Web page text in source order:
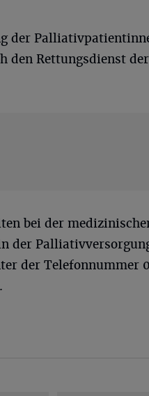
der
den Rettungsdienst
bei der
der
der Telefonnummer